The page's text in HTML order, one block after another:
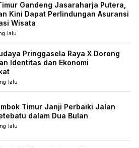
Gandeng Jasaraharja Putera,
Kini Dapat Perlindungan Asuransi
Wisata
lalu
Pringgasela Raya X Dorong
Identitas dan Ekonomi
lalu
Timur Janji Perbaiki Jalan
dalam Dua Bulan
lalu